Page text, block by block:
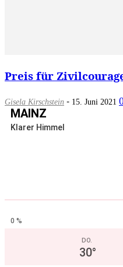
Preis für
Gisela Kirschstein - 15. Juni 2021
MAINZ
Klarer Himmel
0 %
DO.
30°